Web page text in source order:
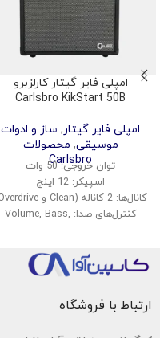
امپلی فایر گیتار کارلزبرو
Carlsbro KikStart 50B
امپلی فایر گیتار, ساز و ادوات
موسیقی, محصولات
Carlsbro
توان خروجی: 50 وات
اسپیکر: 12 اینچ
کانال‌ها: 2 کاناله (Clean و Overdrive)
کنترل‌های صدا: Volume, Bass,
ورودی: 1x گیتار، 1x AUX
خروجی هدفون: دارد
وزن: حدود 12 کیلوگرم
ارتباط با فروشگاه